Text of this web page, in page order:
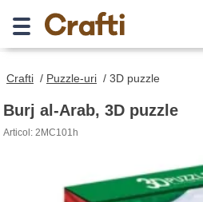
Crafti / Puzzle-uri / 3D puzzle
Burj al-Arab, 3D puzzle
Articol: 2MC101h